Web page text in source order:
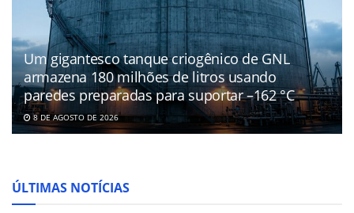
Um gigantesco tanque criogênico de GNL
armazena 180 milhões de litros usando
paredes preparadas para suportar –162 °C
8 DE AGOSTO DE 2026
ÚLTIMAS NOTÍCIAS